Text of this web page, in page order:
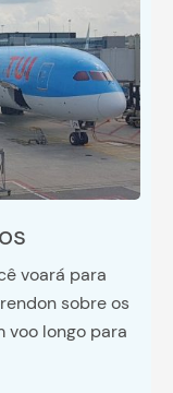
voará para
sobre os
voo longo para